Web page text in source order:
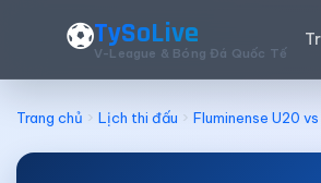
⚽TySoLive
V-League & Bóng Đá Quốc Tế
Trang chủ Lịch thi đấu Fluminense U20